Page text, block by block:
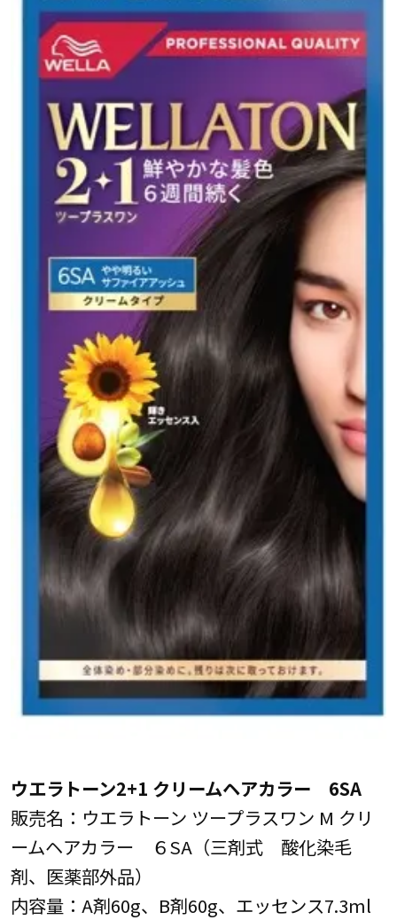
ウエラトーン2+1 クリームヘアカラー 6SA
販売名：ウエラトーン ツープラスワン M クリ
ームヘアカラー ６SA（三剤式 酸化染毛
剤、医薬部外品）
内容量：A剤60g、B剤60g、エッセンス7.3ml